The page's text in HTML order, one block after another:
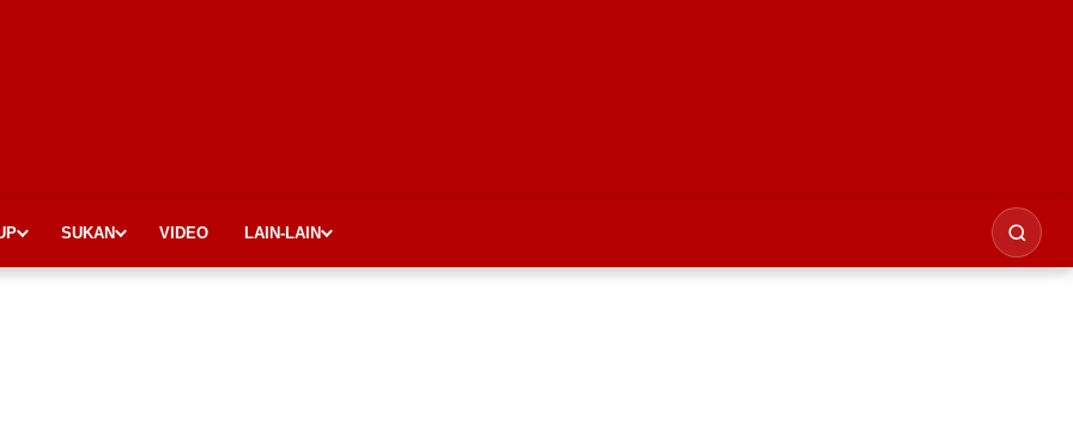
SUKAN VIDEO LAIN-LAIN